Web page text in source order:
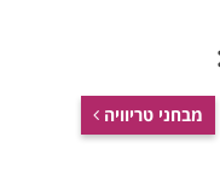
מבחני טריוויה